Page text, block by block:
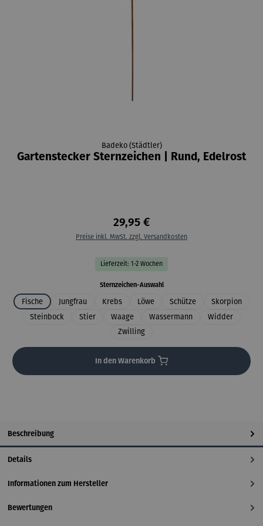
Badeko (Städtler)
Gartenstecker Sternzeichen | Rund, Edelrost
29,95 €
Preise inkl. MwSt. zzgl. Versandkosten
Lieferzeit: 1-2 Wochen
Sternzeichen-Auswahlauswählen
Fische Jungfrau Krebs Löwe Schütze
Skorpion
Steinbock
Stier Waage Wassermann
Widder
Zwilling
In den Warenkorb
Beschreibung
Details
Informationen zum Hersteller
Bewertungen